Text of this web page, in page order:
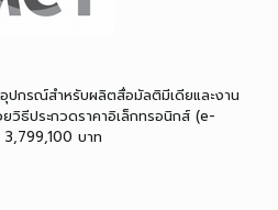
ปกรณ์สำหรับผลิตสื่อมัลติมีเดียและงาน
ธีประกวดราคาอิเล็กทรอนิกส์ (e-
บาท